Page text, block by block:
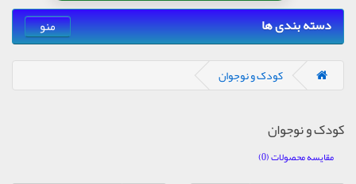
دسته بندی ها منو
کودک و نوجوان
کودک و نوجوان
مقایسه محصولات (0)